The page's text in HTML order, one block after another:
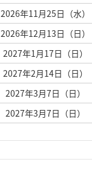
2026年11月25日（水）
2026年12月13日（日）
2027年1月17日（日）
2027年2月14日（日）
2027年3月7日（日）
2027年3月7日（日）